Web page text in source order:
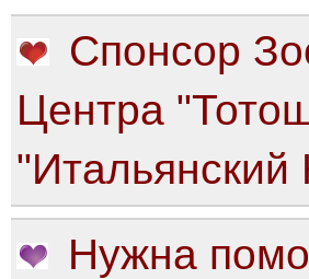
Спонсор
Центра
"Итальянский
Нужна